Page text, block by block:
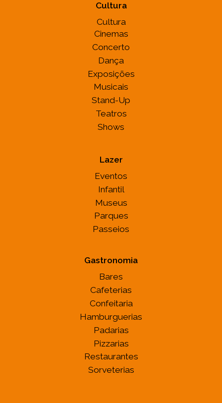
Cultura
Cultura
Cinemas
Concerto
Dança
Exposições
Musicais
Stand-Up
Teatros
Shows
Lazer
Eventos
Infantil
Museus
Parques
Passeios
Gastronomia
Bares
Cafeterias
Confeitaria
Hamburguerias
Padarias
Pizzarias
Restaurantes
Sorveterias